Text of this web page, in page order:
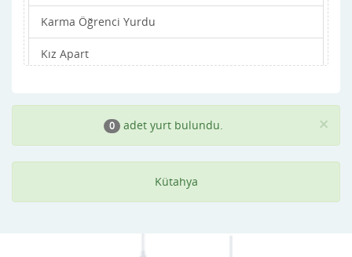
Karma Öğrenci Yurdu
Kız Apart
Kız Pansiyonları ×
0 adet yurt bulundu.
Kütahya